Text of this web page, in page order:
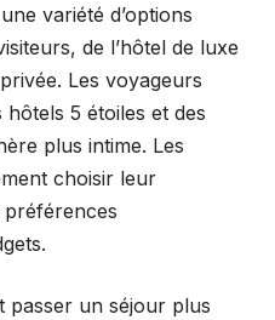
variété d’options
de l’hôtel de luxe
Les voyageurs
5 étoiles et des
plus intime. Les
choisir leur
passer un séjour plus